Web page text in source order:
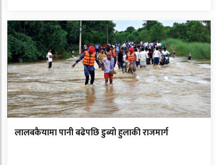
लालबकैयामा पानी बढेपछि डुब्यो हुलाकी राजमार्ग